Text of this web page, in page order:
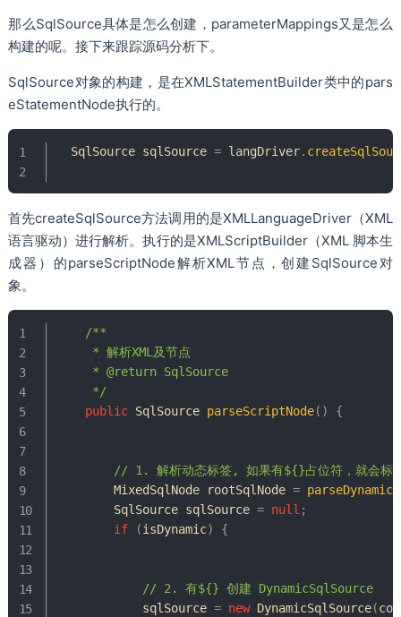
那么SqlSource具体是怎么创建，parameterMappings又是怎么
构建的呢。接下来跟踪源码分析下。
SqlSource对象的构建，是在XMLStatementBuilder类中的pars
eStatementNode执行的。
SqlSource sqlSource = langDriver.
首先createSqlSource方法调用的是XMLLanguageDriver（XML
语言驱动）进行解析。执行的是XMLScriptBuilder（XML 脚本生
成器）的parseScriptNode解析XML节点，创建SqlSource对
象。
/**
     * 解析XML及节点
     * @return SqlSource
     */
public SqlSource parseScriptNode( ) {
// 1. 解析动态标签, 如果有${}占位符，就会标
MixedSqlNode rootSqlNode =
SqlSource sqlSource = null ;
if
(isDynamic) {
// 2. 有${} 创建 DynamicSqlSource
            sqlSource
= new DynamicSqlSource(